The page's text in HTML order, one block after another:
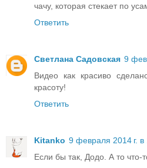
чачу, которая стекает по
Ответить
Светлана Садовская 9
Видео как красиво
красоту!
Ответить
Kitanko 9 февраля 2014 г. в
Если бы так, Додо. А то что-